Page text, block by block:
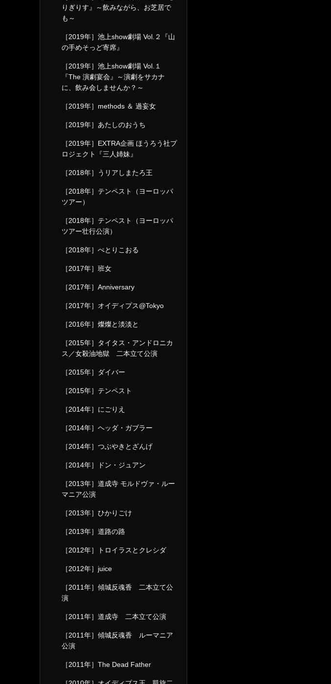
りぎりす』～飲みながら、お芝居で
も～
［2019年］池上show劇場 Vol.２『山
の手めそっど寄席』
［2019年］池上show劇場 Vol.１
『The 演劇宴会』～演劇をサカナ
に、飲み会しませんか？～
［2019年］methods ＆ 過妄女
［2019年］あたしのおうち
［2019年］EXTRA企画 ほうろう社プ
ロジェクト『三人姉妹』
［2018年］うリアしまたろ王
［2018年］テンペスト（ヨーロッパ
ツアー）
［2018年］テンペスト（ヨーロッパ
ツアー壮行公演）
［2018年］ぺとりこおる
［2017年］班女
［2017年］Anniversary
［2017年］オイディプス@Tokyo
［2016年］燦燦と淡淡と
［2015年］タイタス・アンドロニカ
ス／女殺油地獄 二本立て公演
［2015年］ダイバー
［2015年］テンペスト
［2014年］にごりえ
［2014年］ヘッダ・ガブラー
［2014年］つぶやきとざんげ
［2014年］ドン・ジュアン
［2013年］道成寺 モルドヴァ・ルー
マニア公演
［2013年］ひかりごけ
［2013年］道路の路
［2012年］トロイラスとクレシダ
［2012年］juice
［2011年］傾城反魂香 二本立て公
演
［2011年］道成寺 二本立て公演
［2011年］傾城反魂香 ルーマニア
公演
［2011年］The Dead Father